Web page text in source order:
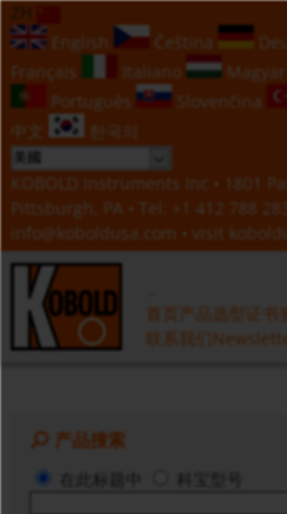
English
Čeština
Français
Italiano Magyar
Português
Slovenčina
中文
한국의
KOBOLD Instruments Inc • 1801
Pittsburgh, PA • Tel:
+1 412 788
info@koboldusa.com • visit
首页 产品选型 证书
联系我们
产品搜索
在此标题中 科宝型号